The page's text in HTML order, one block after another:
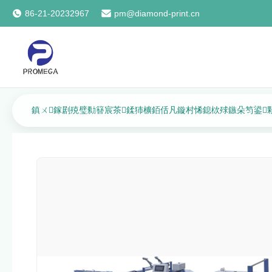
86-21-20232967 pm@diamond-print.cn
鎮ㄨ鎵剧殑璧勬簮宸茶鍒犻櫎銆佸凡鏇村悕鎴栨殏鏃朵笉鍙